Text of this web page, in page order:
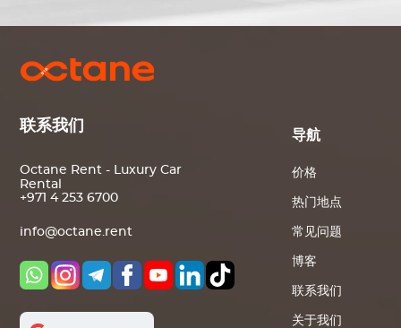
联系我们
Octane Rent - Luxury Car
Rental
+971 4 253 6700
info@octane.rent
导航
价格
热门地点
常见问题
博客
联系我们
关于我们